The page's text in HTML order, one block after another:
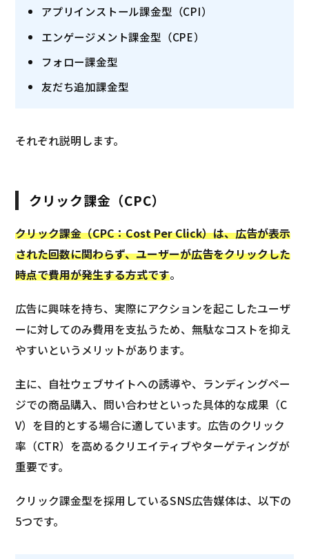
アプリインストール課金型（CPI）
エンゲージメント課金型（CPE）
フォロー課金型
友だち追加課金型
それぞれ説明します。
クリック課金（CPC）
クリック課金（CPC：Cost Per Click）は、広告が表示
された回数に関わらず、ユーザーが広告をクリックした
時点で費用が発生する方式です。
広告に興味を持ち、実際にアクションを起こしたユーザ
ーに対してのみ費用を支払うため、無駄なコストを抑え
やすいというメリットがあります。
主に、自社ウェブサイトへの誘導や、ランディングペー
ジでの商品購入、問い合わせといった具体的な成果（C
V）を目的とする場合に適しています。広告のクリック
率（CTR）を高めるクリエイティブやターゲティングが
重要です。
クリック課金型を採用しているSNS広告媒体は、以下の
5つです。